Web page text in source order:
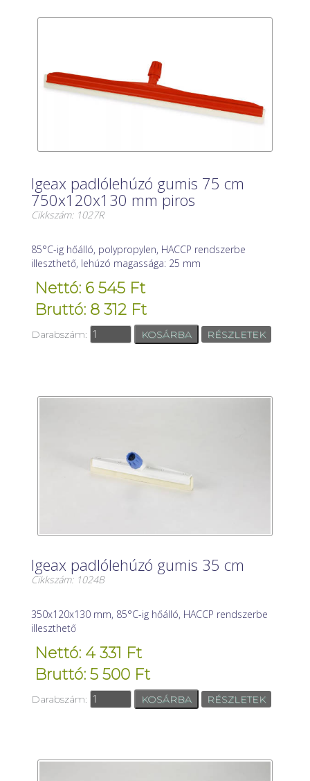
Igeax padlólehúzó gumis 75 cm
750x120x130 mm piros
Cikkszám: 1027R
85°C-ig hőálló, polypropylen, HACCP rendszerbe
illeszthető, lehúzó magassága: 25 mm
Nettó: 6 545 Ft
Bruttó: 8 312 Ft
Darabszám: RÉSZLETEK
Igeax padlólehúzó gumis 35 cm
Cikkszám: 1024B
350x120x130 mm, 85°C-ig hőálló, HACCP rendszerbe
illeszthető
Nettó: 4 331 Ft
Bruttó: 5 500 Ft
Darabszám: RÉSZLETEK